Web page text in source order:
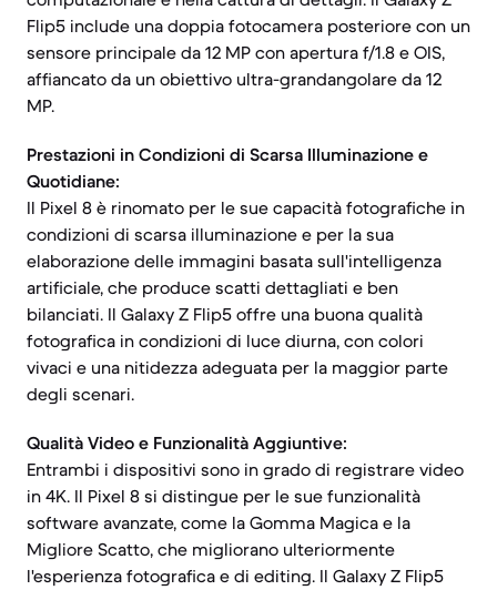
Flip5 include una doppia fotocamera posteriore con un
sensore principale da 12 MP con apertura f/1.8 e OIS,
affiancato da un obiettivo ultra-grandangolare da 12
MP.
Prestazioni in Condizioni di Scarsa Illuminazione e
Quotidiane:
Il Pixel 8 è rinomato per le sue capacità fotografiche in
condizioni di scarsa illuminazione e per la sua
elaborazione delle immagini basata sull'intelligenza
artificiale, che produce scatti dettagliati e ben
bilanciati. Il Galaxy Z Flip5 offre una buona qualità
fotografica in condizioni di luce diurna, con colori
vivaci e una nitidezza adeguata per la maggior parte
degli scenari.
Qualità Video e Funzionalità Aggiuntive:
Entrambi i dispositivi sono in grado di registrare video
in 4K. Il Pixel 8 si distingue per le sue funzionalità
software avanzate, come la Gomma Magica e la
Migliore Scatto, che migliorano ulteriormente
l'esperienza fotografica e di editing. Il Galaxy Z Flip5